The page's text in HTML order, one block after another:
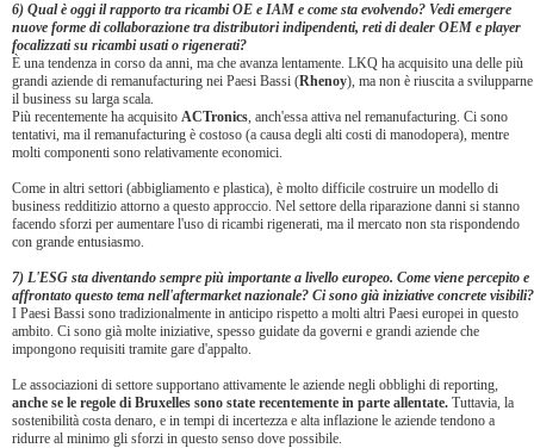
6) Qual è oggi il rapporto tra ricambi OE e IAM e come sta evolvendo? Vedi emergere
nuove forme di collaborazione tra distributori indipendenti, reti di dealer OEM e player
focalizzati su ricambi usati o rigenerati?
È una tendenza in corso da anni, ma che avanza lentamente. LKQ ha acquisito una delle più
grandi aziende di remanufacturing nei Paesi Bassi (Rhenoy), ma non è riuscita a svilupparne
il business su larga scala.
Più recentemente ha acquisito ACTronics, anch'essa attiva nel remanufacturing. Ci sono
tentativi, ma il remanufacturing è costoso (a causa degli alti costi di manodopera), mentre
molti componenti sono relativamente economici.
Come in altri settori (abbigliamento e plastica), è molto difficile costruire un modello di
business redditizio attorno a questo approccio. Nel settore della riparazione danni si stanno
facendo sforzi per aumentare l'uso di ricambi rigenerati, ma il mercato non sta rispondendo
con grande entusiasmo.
7) L'ESG sta diventando sempre più importante a livello europeo. Come viene percepito e
affrontato questo tema nell'aftermarket nazionale? Ci sono già iniziative concrete visibili?
I Paesi Bassi sono tradizionalmente in anticipo rispetto a molti altri Paesi europei in questo
ambito. Ci sono già molte iniziative, spesso guidate da governi e grandi aziende che
impongono requisiti tramite gare d'appalto.
Le associazioni di settore supportano attivamente le aziende negli obblighi di reporting,
anche se le regole di Bruxelles sono state recentemente in parte allentate. Tuttavia, la
sostenibilità costa denaro, e in tempi di incertezza e alta inflazione le aziende tendono a
ridurre al minimo gli sforzi in questo senso dove possibile.